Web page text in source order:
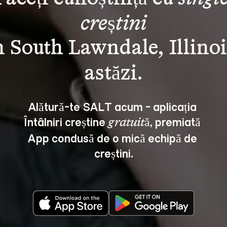
creștini
South Lawndale,
Alătură-te SALT acum - aplicația
Întâlniri creștine gratuită, premiată
App condusă de o mică echipă de
creștini.